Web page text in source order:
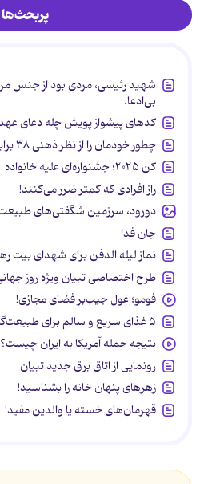
پربحث‌ها
شهید رئیسی، مردی بود از جنس
بی‌ادعا.
کدهای پیشواز پویش چله دعای
چطور خودمان را از نظر ذهنی ۳۸ برابر قوی‌تر کنیم؟
کن ۲۰۲۵؛ جشنواره‌ای علیه خانواده
راز افرادی که کمتر ضرر می‌کنند!
دورود، سرزمین شگفتی‌های
جان فدا
نماز لیله الدفن برای شهدای بیت
طرح اختصاصی تبیان ویژه روز
فومو؛ غول جیب‌بر فضای مجازی!
۵ غذای سریع و سالم برای طبیعت‌گردی
نتیجه حمله آمریکا به ایران چیست؟
رونمایی از اتاق برق جدید تبیان
زهرهای پنهان خانه را بشناسید!
قهرمان‌های خسته یا والدین مفید!